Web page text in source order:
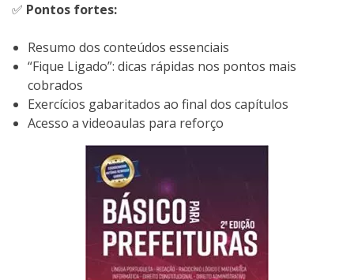
✅ Pontos fortes:
Resumo dos conteúdos essenciais
“Fique Ligado”: dicas rápidas nos pontos mais
cobrados
Exercícios gabaritados ao final dos capítulos
Acesso a videoaulas para reforço